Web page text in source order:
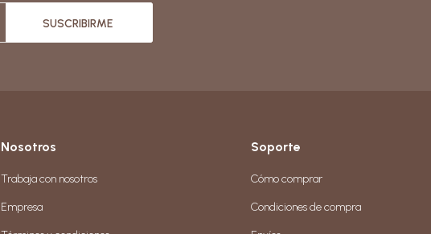
SUSCRIBIRME
Nosotros
Trabaja con nosotros
Empresa
Soporte
Cómo comprar
Condiciones de compra